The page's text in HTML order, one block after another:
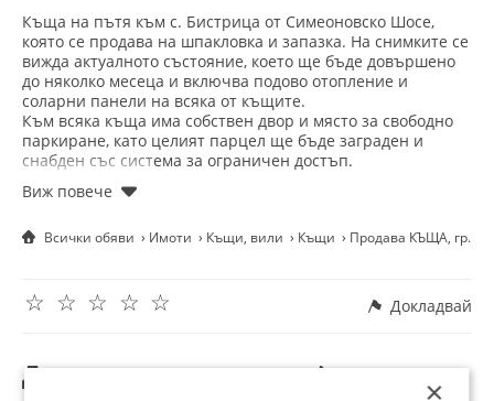
Къща на пътя към с. Бистрица от Симеоновско Шосе,
която се продава на шпакловка и запазка. На снимките се
вижда актуалното състояние, което ще бъде довършено
до няколко месеца и включва подово отопление и
соларни панели на всяка от къщите.
Към всяка къща има собствен двор и място за свободно
паркиране, като целият парцел ще бъде заграден и
снабден със система за ограничен достъп.
Обадете се сега и цитирайте кода: 261187
Всички обяви Имоти Къщи, вили Къщи Продава КЪЩА, гр.
☆
☆
☆
☆
☆ Докладвай
Другите търсят също
×